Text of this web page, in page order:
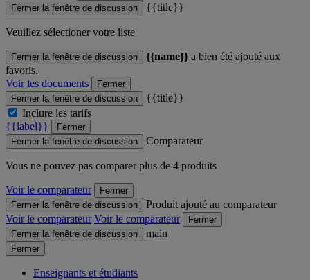
Fermer la fenêtre de discussion
{{title}}
Veuillez sélectioner votre liste
Fermer la fenêtre de discussion {{name}} a bien été ajouté aux
favoris.
Voir les documents
Fermer
Fermer la fenêtre de discussion
{{title}}
Inclure les tarifs
{{label}}
Fermer
Fermer la fenêtre de discussion
Comparateur
Vous ne pouvez pas comparer plus de 4 produits
Voir le comparateur
Fermer
Fermer la fenêtre de discussion
Produit ajouté au comparateur
Voir le comparateur Voir le comparateur
Fermer
Fermer la fenêtre de discussion
main
Fermer
Enseignants et étudiants